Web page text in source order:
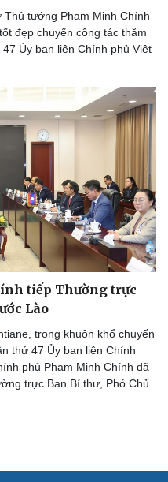
Đời sống
Nhà đẹp
Giải trí
Nghệ sĩ
Thời trang
Sao Việt
Thủ tướng Phạm Minh Chính
đẹp chuyến công tác thăm
Ủy ban liên Chính phủ Việt
tiếp Thường trực
Lào
trong khuôn khổ chuyến
thứ 47 Ủy ban liên Chính
phủ Phạm Minh Chính đã
trực Ban Bí thư, Phó Chủ